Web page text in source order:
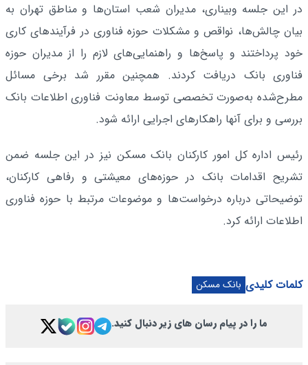
در این جلسه وبیناری، مدیران شعب استان‌ها و مناطق تهران به
بیان چالش‌ها، نواقص و مشکلات حوزه فناوری در فرآیندهای کاری
خود پرداختند و پاسخ‌ها و راهنمایی‌های لازم را از مدیران حوزه
فناوری بانک دریافت کردند. همچنین مقرر شد برخی مسائل
مطرح‌شده به‌صورت تخصصی توسط معاونت فناوری اطلاعات بانک
بررسی و برای آنها راهکارهای اجرایی ارائه شود.
رئیس اداره کل امور کارکنان بانک مسکن نیز در این جلسه ضمن
تشریح اقدامات بانک در حوزه‌های معیشتی و رفاهی کارکنان،
توضیحاتی درباره درخواست‌ها و موضوعات مرتبط با حوزه فناوری
اطلاعات ارائه کرد.
کلمات کلیدی بانک مسکن
ما را در پیام رسان های زیر دنبال کنید.